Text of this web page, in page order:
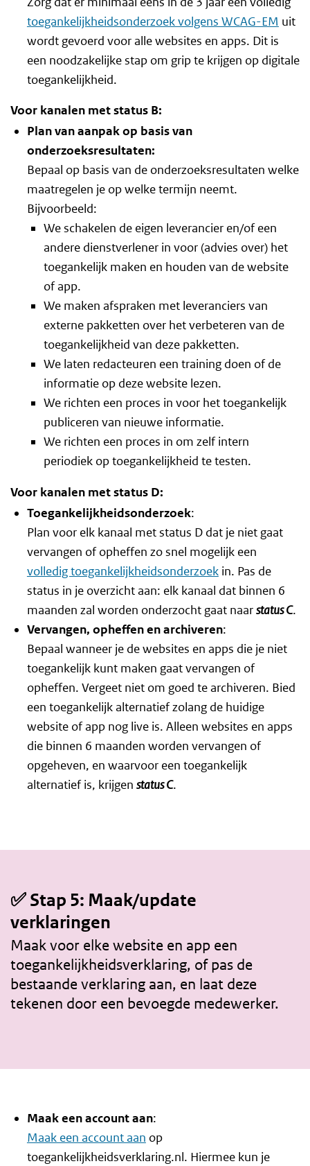
toegankelijkheidsonderzoek volgens WCAG-EM uit
wordt gevoerd voor alle websites en apps. Dit is
een noodzakelijke stap om grip te krijgen op digitale
toegankelijkheid.
Voor kanalen met status B:
Plan van aanpak op basis van
onderzoeksresultaten:
Bepaal op basis van de onderzoeksresultaten welke
maatregelen je op welke termijn neemt.
Bijvoorbeeld:
We schakelen de eigen leverancier en/of een
andere dienstverlener in voor (advies over) het
toegankelijk maken en houden van de website
of app.
We maken afspraken met leveranciers van
externe pakketten over het verbeteren van de
toegankelijkheid van deze pakketten.
We laten redacteuren een training doen of de
informatie op deze website lezen.
We richten een proces in voor het toegankelijk
publiceren van nieuwe informatie.
We richten een proces in om zelf intern
periodiek op toegankelijkheid te testen.
Voor kanalen met status D:
Toegankelijkheidsonderzoek:
Plan voor elk kanaal met status D dat je niet gaat
vervangen of opheffen zo snel mogelijk een
volledig toegankelijkheidsonderzoekin. Pas de
status in je overzicht aan: elk kanaal dat binnen 6
maanden zal worden onderzocht gaat naarstatus C.
Vervangen, opheffen en archiveren:
Bepaal wanneer je de websites en apps die je niet
toegankelijk kunt maken gaat vervangen of
opheffen. Vergeet niet om goed te archiveren. Bied
een toegankelijk alternatief zolang de huidige
website of app nog live is. Alleen websites en apps
die binnen 6 maanden worden vervangen of
opgeheven, en waarvoor een toegankelijk
alternatief is, krijgen status C.
✅ Stap 5: Maak/update
verklaringen
Maak voor elke website en app een
toegankelijkheidsverklaring, of pas de
bestaande verklaring aan, en laat deze
tekenen door een bevoegde medewerker.
Maak een account aan:
Maak een account aan op
toegankelijkheidsverklaring.nl. Hiermee kun je